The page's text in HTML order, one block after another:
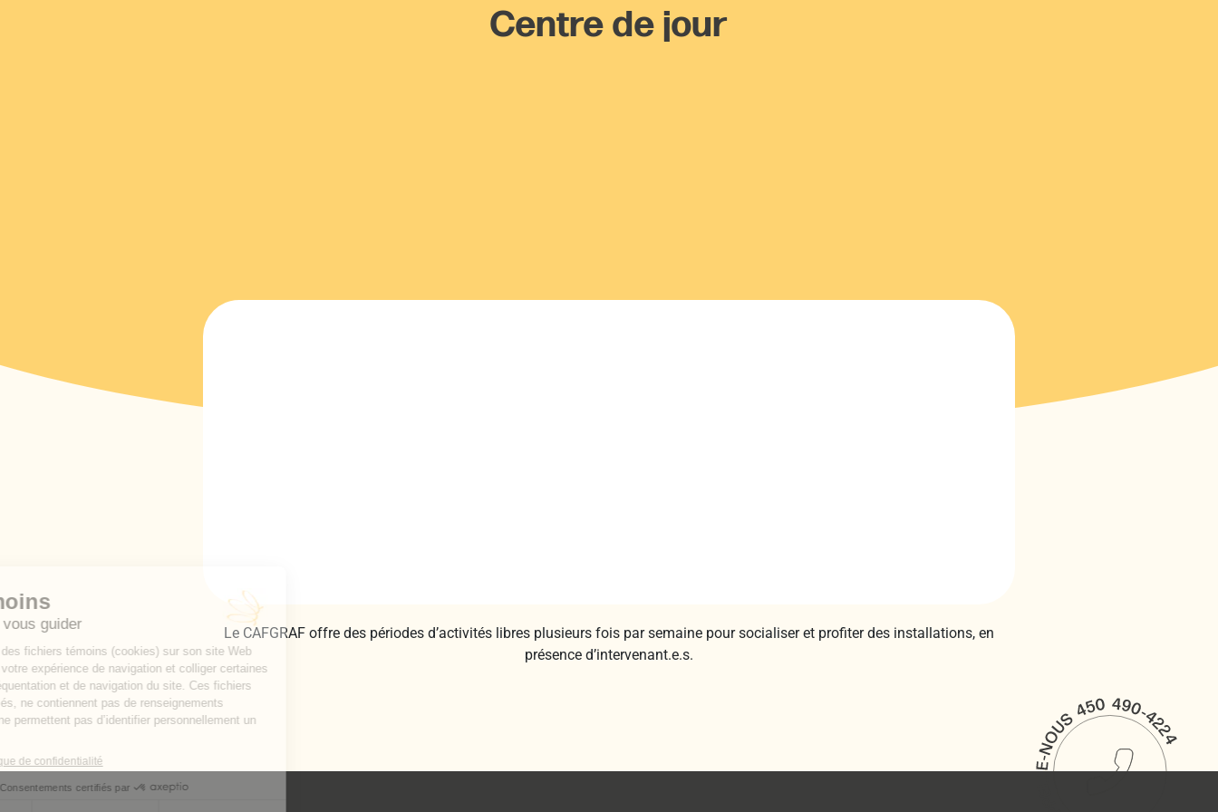
Centre de jour
Le CAFGRAF offre des périodes d’activités libres plusieurs fois par semaine pour socialiser et profiter des installations, en
présence d’intervenant.e.s.